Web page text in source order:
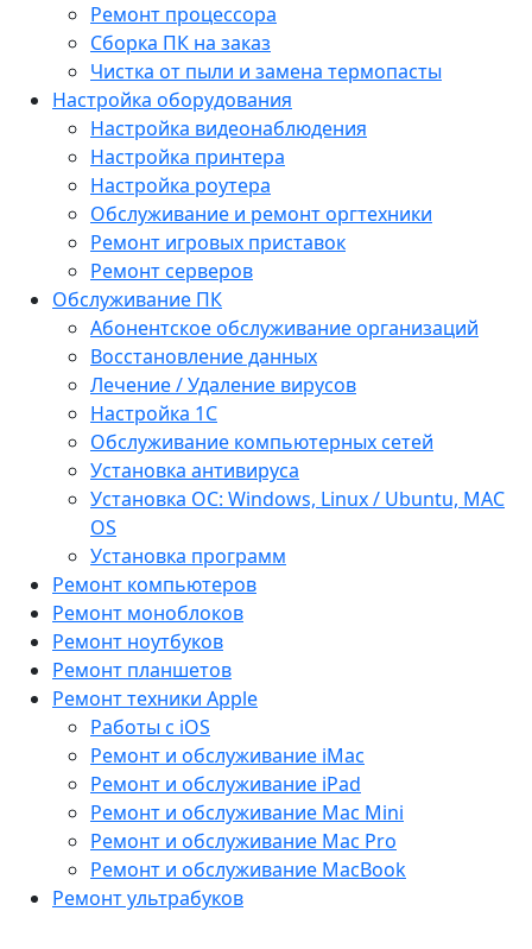
Ремонт процессора
Сборка ПК на заказ
Чистка от пыли и замена термопасты
Настройка оборудования
Настройка видеонаблюдения
Настройка принтера
Настройка роутера
Обслуживание и ремонт оргтехники
Ремонт игровых приставок
Ремонт серверов
Обслуживание ПК
Абонентское обслуживание организаций
Восстановление данных
Лечение / Удаление вирусов
Настройка 1С
Обслуживание компьютерных сетей
Установка антивируса
Установка ОС: Windows, Linux / Ubuntu, МАС
OS
Установка программ
Ремонт компьютеров
Ремонт моноблоков
Ремонт ноутбуков
Ремонт планшетов
Ремонт техники Apple
Работы с iOS
Ремонт и обслуживание iMac
Ремонт и обслуживание iPad
Ремонт и обслуживание Mac Mini
Ремонт и обслуживание Mac Pro
Ремонт и обслуживание MacBook
Ремонт ультрабуков